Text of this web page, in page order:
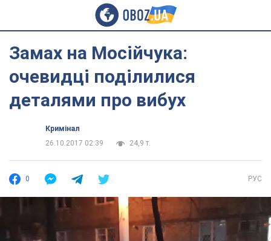
Замах на Мосійчука:
очевидці поділилися
деталями про вибух
Кримінал
26.10.2017 02:39
24,9 т.
0 РУС